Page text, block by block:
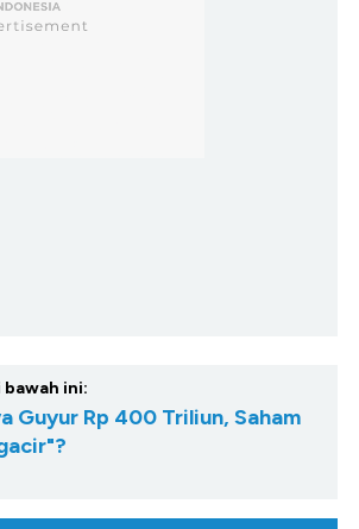
bawah ini:
Guyur Rp 400 Triliun, Saham